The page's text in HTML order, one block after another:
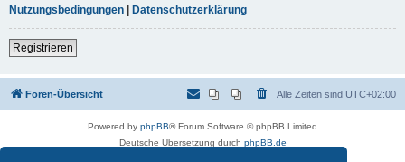
Nutzungsbedingungen | Datenschutzerklärung
Registrieren
Foren-Übersicht Alle Zeiten sind UTC+02:00
Powered by phpBB® Forum Software © phpBB Limited
Deutsche Übersetzung durch phpBB.de